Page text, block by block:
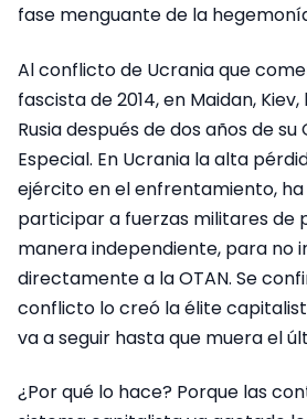
fase menguante de la
Al conflicto de Ucrania que
fascista de 2014, en Maidan,
Rusia después de dos años de
Especial. En Ucrania la alta
ejército en el enfrentamiento,
participar a fuerzas militares de
manera independiente, para no
directamente a la OTAN. Se
conflicto lo creó la élite
va a seguir hasta que muera el
¿Por qué lo hace? Porque las